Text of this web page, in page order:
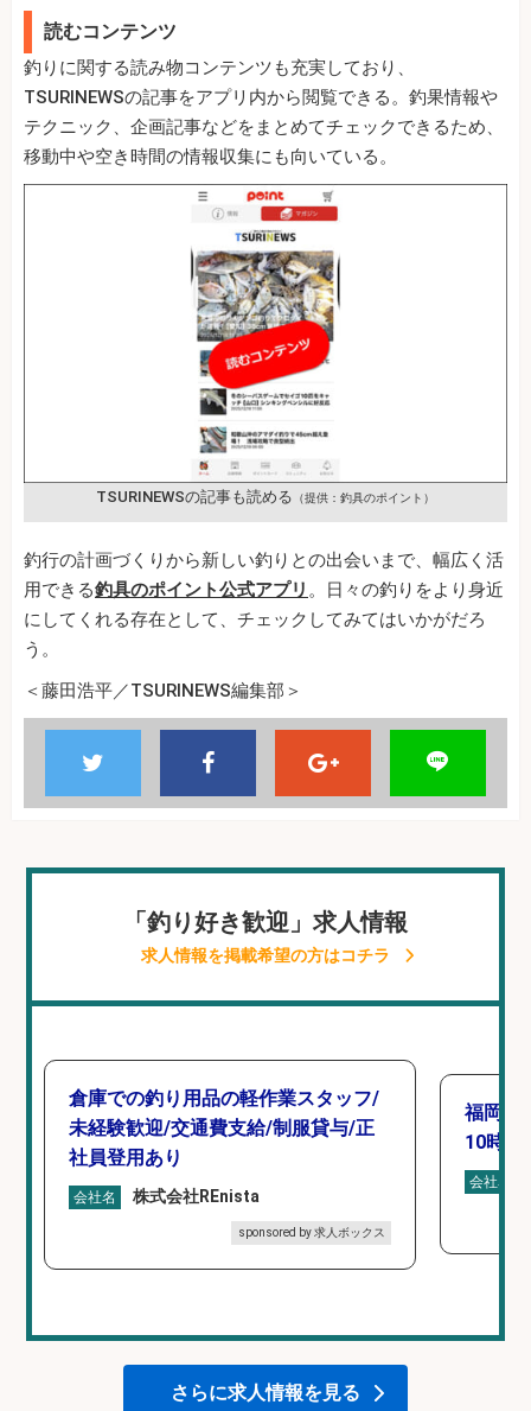
読むコンテンツ
釣りに関する読み物コンテンツも充実しており、
TSURINEWSの記事をアプリ内から閲覧できる。釣果情報や
テクニック、企画記事などをまとめてチェックできるため、
移動中や空き時間の情報収集にも向いている。
TSURINEWSの記事も読める （提供：釣具のポイント）
釣行の計画づくりから新しい釣りとの出会いまで、幅広く活
用できる釣具のポイント公式アプリ 。日々の釣りをより身近
にしてくれる存在として、チェックしてみてはいかがだろ
う。
＜藤田浩平／TSURINEWS編集部＞
「釣り好き歓迎」求人情報
求人情報を掲載希望の方はコチラ
倉庫での釣り用品の軽作業スタッフ/
未経験歓迎/交通費支給/制服貸与/正
社員登用あり
会社名 株式会社REnista
sponsored by 求人ボックス
福岡「
10時間
会社名
さらに求人情報を見る